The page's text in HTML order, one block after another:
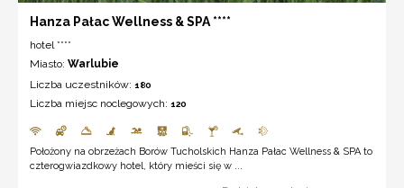
Hanza Pałac Wellness & SPA ****
hotel ****
Miasto: Warlubie
Liczba uczestników: 180
Liczba miejsc noclegowych: 120
Położony na obrzeżach Borów Tucholskich Hanza Pałac Wellness & SPA to
czterogwiazdkowy hotel, który mieści się w ...